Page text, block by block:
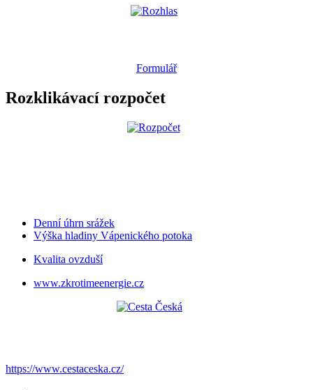
Formulář
Rozklikávací rozpočet
Denní úhrn srážek
Výška hladiny Vápenického potoka
Kvalita ovzduší
www.zkrotimeenergie.cz
https://www.cestaceska.cz/